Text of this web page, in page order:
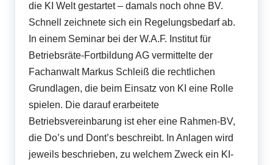
die KI Welt gestartet – damals noch ohne BV.
Schnell zeichnete sich ein Regelungsbedarf ab.
In einem Seminar bei der W.A.F. Institut für
Betriebsräte-Fortbildung AG vermittelte der
Fachanwalt Markus Schleiß die rechtlichen
Grundlagen, die beim Einsatz von KI eine Rolle
spielen. Die darauf erarbeitete
Betriebsvereinbarung ist eher eine Rahmen-BV,
die Do’s und Dont’s beschreibt. In Anlagen wird
jeweils beschrieben, zu welchem Zweck ein KI-